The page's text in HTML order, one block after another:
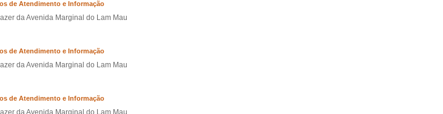
de Atendimento e Informação
da Avenida Marginal do Lam Mau
de Atendimento e Informação
da Avenida Marginal do Lam Mau
de Atendimento e Informação
da Avenida Marginal do Lam Mau